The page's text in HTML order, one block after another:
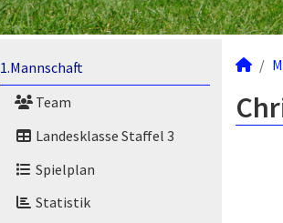
1.Mannschaft
Team
Landesklasse Staffel 3
Spielplan
Statistik